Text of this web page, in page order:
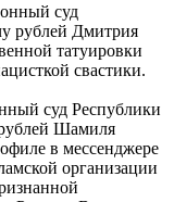
суд
рублей Дмитрия
татуировки
свастики.
суд Республики
Шамиля
в мессенджере
организации